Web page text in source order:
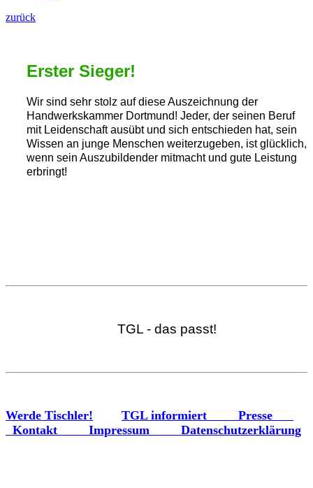
zurück
Erster Sieger!
Wir sind sehr stolz auf diese Auszeichnung der
Handwerkskammer Dortmund! Jeder, der seinen Beruf
mit Leidenschaft ausübt und sich entschieden hat, sein
Wissen an junge Menschen weiterzugeben, ist glücklich,
wenn sein Auszubildender mitmacht und gute Leistung
erbringt!
TGL - das passt!
Werde Tischler! TGL informiert Presse
Kontakt Impressum Datenschutzerklärung